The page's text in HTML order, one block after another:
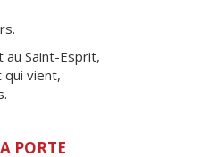
au Saint-Esprit,
qui vient,
PORTE